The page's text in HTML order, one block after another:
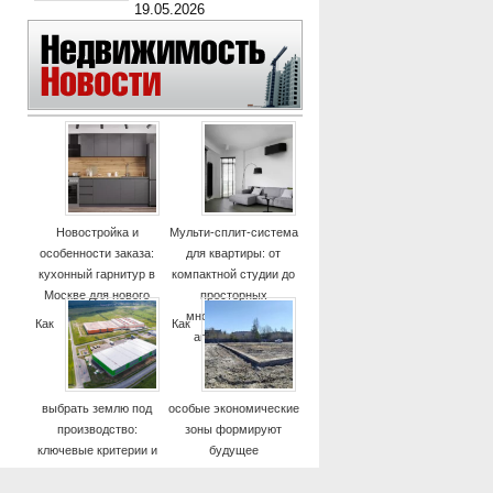
19.05.2026
Новостройка и
особенности заказа:
кухонный гарнитур в
Москве для нового
дома
Мульти-сплит-система
для квартиры: от
компактной студии до
просторных
многокомнатных
апартаментов
Как
выбрать землю под
производство:
ключевые критерии и
Как
особые экономические
зоны формируют
будущее